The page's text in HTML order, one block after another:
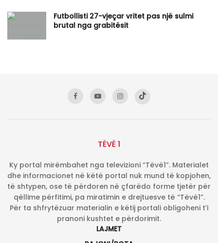
Futbollisti 27-vjeçar vritet pas një sulmi
brutal nga grabitësit
TËVË 1
Ky portal mirëmbahet nga televizioni “Tëvë1”. Materialet
dhe informacionet në këtë portal nuk mund të kopjohen,
të shtypen, ose të përdoren në çfarëdo forme tjetër për
qëllime përfitimi, pa miratimin e drejtuesve të “Tëvë1”.
Për ta shfrytëzuar materialin e këtij portali obligoheni t’i
pranoni kushtet e përdorimit.
LAJMET